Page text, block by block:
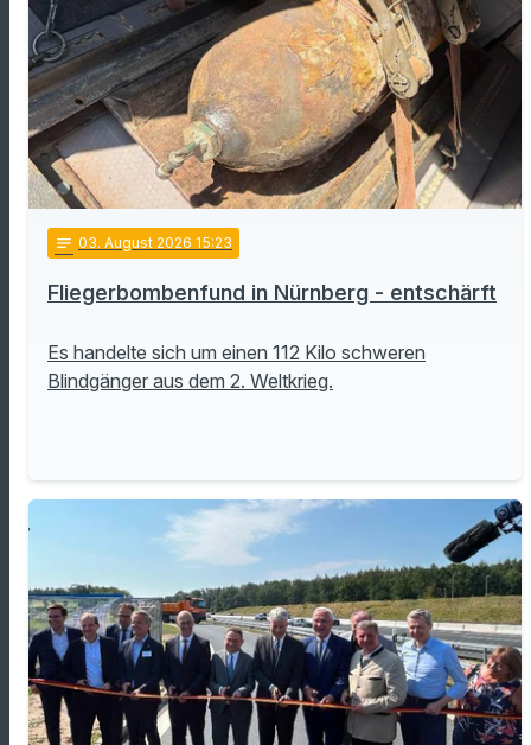
notes 03. August 2026 15:23
Fliegerbombenfund in Nürnberg - entschärft
Es handelte sich um einen 112 Kilo schweren
Blindgänger aus dem 2. Weltkrieg.